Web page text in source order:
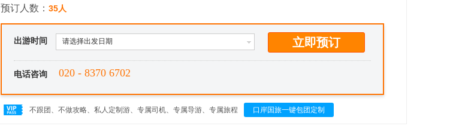
预订人数： 35人
出游时间 请选择出发日期 立即预订
电话咨询 020 - 8370 6702
不跟团、不做攻略、私人定制游、专属司机、专属导游、专属旅程 口岸国旅一键包团定制